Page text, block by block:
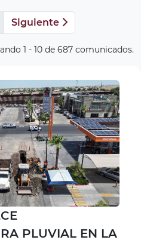
Siguiente
1 - 10 de 687 comunicados.
PLUVIAL EN LA